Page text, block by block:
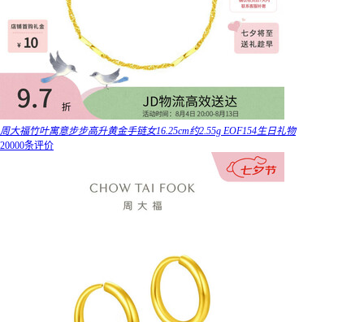
周大福竹叶寓意步步高升黄金手链女16.25cm约2.55g EOF154生日礼物
20000条评价